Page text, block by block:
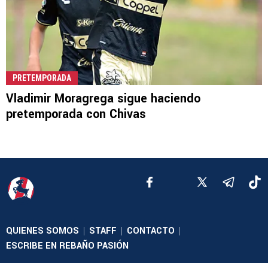
PRETEMPORADA
Vladimir Moragrega sigue haciendo
pretemporada con Chivas
QUIENES SOMOS | STAFF | CONTACTO |
ESCRIBE EN REBAÑO PASIÓN